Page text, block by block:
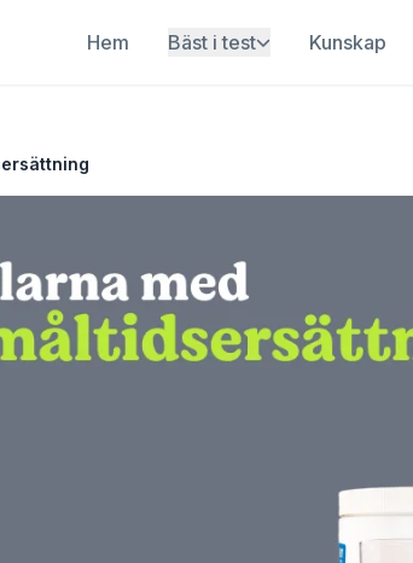
Hem Bäst i test Kunskap